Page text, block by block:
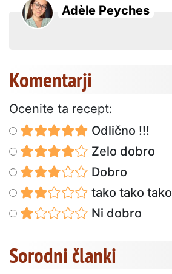
Adèle Peyches
Komentarji
Ocenite ta recept:
Odlično !!!
Zelo dobro
Dobro
tako tako tako
Ni dobro
Sorodni članki